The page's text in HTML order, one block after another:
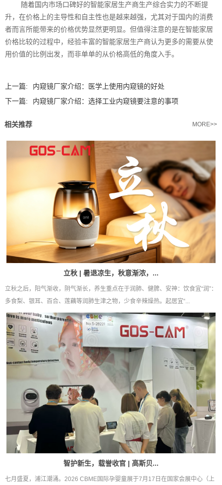
随着国内市场口碑好的智能家居生产商生产综合实力的不断提
升，在价格上的主导性和自主性也是越来越强，尤其对于国内的消费
者而言所能带来的价格优势显然更明显。但值得注意的是在智能家居
价格比较的过程中，经验丰富的智能家居生产商认为更多的需要从使
用价值的比例出发，而非单单的从价格高低的角度入手。
上一篇:
内窥镜厂家介绍：医学上使用内窥镜的好处
下一篇:
内窥镜厂家介绍：选择工业内窥镜要注意的事项
相关推荐 MORE>>
立秋 | 暑退凉生，秋意渐浓，...
立秋之后，阳气渐收，阴气渐长，养生重点在于润肺、健脾、安神：饮食宜“润”：
多食梨、银耳、百合、莲藕等润肺生津之物，少食辛辣燥热。起居宜“...
智护新生，载誉收官 | 高斯贝...
七月盛夏，浦江潮涌。2026 CBME国际孕婴童展于7月17日在国家会展中心（上